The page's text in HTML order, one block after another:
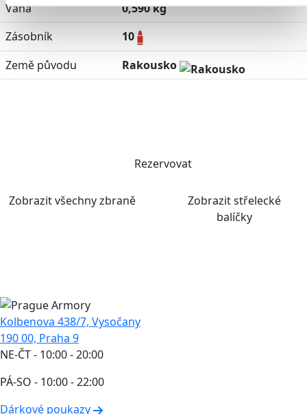
Váha
0,590 kg
Zásobník
10
Země původu
Rakousko
Rezervovat
Zobrazit všechny zbraně
Zobrazit střelecké
balíčky
Kolbenova 438/7, Vysočany
190 00, Praha 9
NE-ČT - 10:00 - 20:00
PÁ-SO - 10:00 - 22:00
Dárkové poukazy